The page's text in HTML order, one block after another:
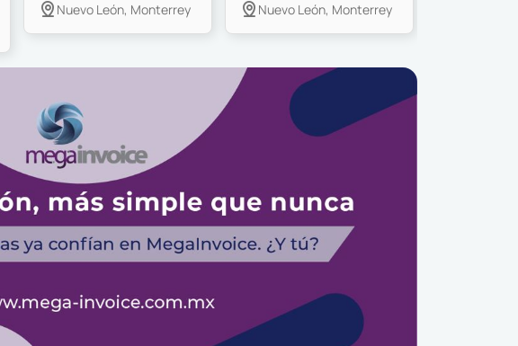
Nuevo León, Monterrey Nuevo León, Monterrey